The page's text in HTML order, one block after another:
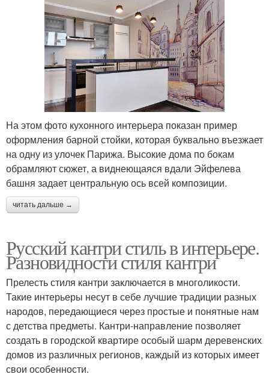
На этом фото кухонного интерьера показан пример
оформления барной стойки, которая буквально въезжает
на одну из улочек Парижа. Высокие дома по бокам
обрамляют сюжет, а виднеющаяся вдали Эйфелева
башня задает центральную ось всей композиции.
читать дальше →
Русский кантри стиль в интерьере.
Разновидности стиля кантри
Прелесть стиля кантри заключается в многоликости.
Такие интерьеры несут в себе лучшие традиции разных
народов, передающиеся через простые и понятные нам
с детства предметы. Кантри-направление позволяет
создать в городской квартире особый шарм деревенских
домов из различных регионов, каждый из которых имеет
свои особенности.